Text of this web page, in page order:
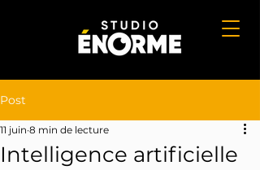
Post
Intelligence artificielle
11 juin 8 min de lecture